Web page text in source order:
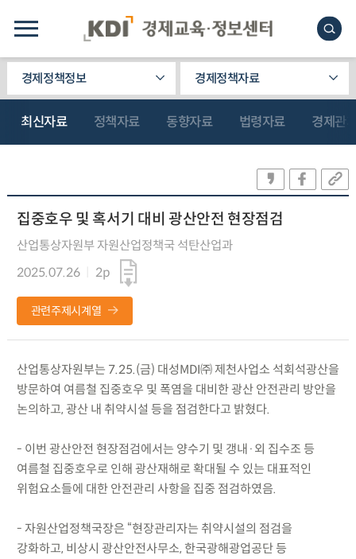
경제정책정보 경제정책자료
최신자료 정책자료 동향자료 법령자료 경제관
집중호우 및 혹서기 대비 광산안전 현장점검
산업통상자원부 자원산업정책국 석탄산업과
2025.07.26
2p
관련주제시계열
산업통상자원부는 7.25.(금) 대성MDI㈜ 제천사업소 석회석광산을
방문하여 여름철 집중호우 및 폭염을 대비한 광산 안전관리 방안을
논의하고, 광산 내 취약시설 등을 점검한다고 밝혔다.
- 이번 광산안전 현장점검에서는 양수기 및 갱내·외 집수조 등
여름철 집중호우로 인해 광산재해로 확대될 수 있는 대표적인
위험요소들에 대한 안전관리 사항을 집중 점검하였음.
- 자원산업정책국장은 “현장관리자는 취약시설의 점검을
강화하고, 비상시 광산안전사무소, 한국광해광업공단 등